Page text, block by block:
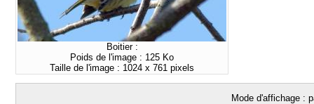
Boitier :
Poids de l'image : 125 Ko
Taille de l'image : 1024 x 761 pixels
Mode d'affichage :